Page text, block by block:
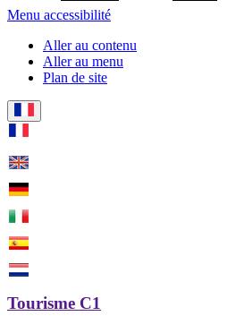
Menu accessibilité
Aller au contenu
Aller au menu
Plan de site
Tourisme C1